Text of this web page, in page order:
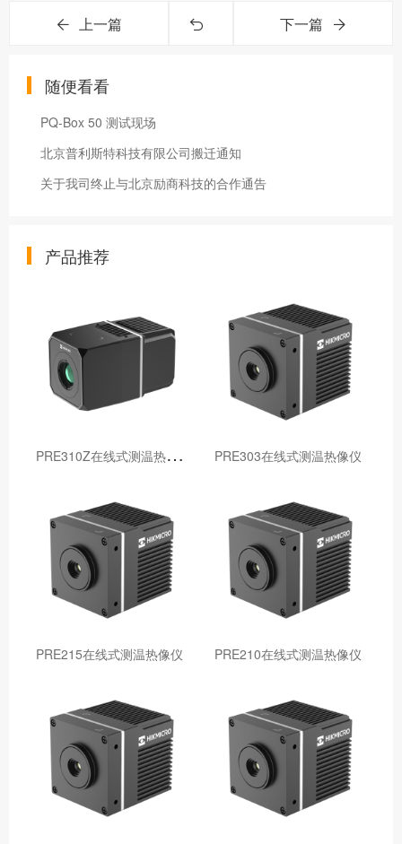
上一篇 下一篇
随便看看
PQ-Box 50 测试现场
北京普利斯特科技有限公司搬迁通知
关于我司终止与北京励商科技的合作通告
产品推荐
P
RE310Z在线式测温热像仪 PRE303在线式测温热像仪
PRE215在线式测温热像仪 PRE210在线式测温热像仪